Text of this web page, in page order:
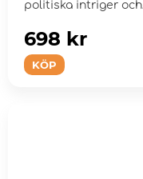
politiska intriger och
KÖP
698 kr